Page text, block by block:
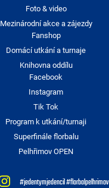
Foto & video
Mezinárodní akce a zájezdy
Fanshop
Domácí utkání a turnaje
Knihovna oddílu
Facebook
Instagram
Tik Tok
Program k utkání/turnaji
Superfinále florbalu
Pelhřimov OPEN
#jedentymjedencil #florbalpelhrimov